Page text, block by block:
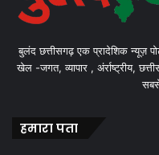
बुलंद छत्तीसगढ़ एक प्रादेशिक न्यूज़
खेल -जगत, व्यापार , अंर्राष्ट्रीय,
हमारा पता